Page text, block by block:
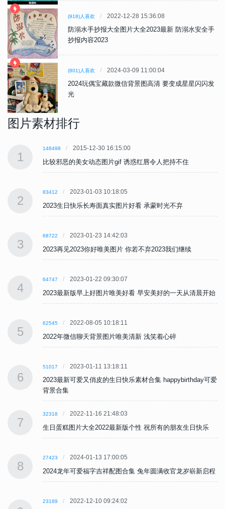
(918)人喜欢 2022-12-28 15:36:08
防溺水手抄报大全图片大全2023最新 防溺水安全手
抄报内容2023
(801)人喜欢 2024-03-09 11:00:04
2024玩偶宝藏款微信背景图高清 要变成星星闪闪发
光
图片素材排行
1
148498 2015-12-30 16:15:00
比较邪恶的美女动态图片gif 诱惑红唇令人把持不住
2
83412 2023-01-03 10:18:05
2023生日快乐长寿面真实图片好看 承蒙时光不弃
3
68722 2023-01-23 14:42:03
2023再见2023你好唯美图片 你若不弃2023我们继续
4
64747 2023-01-22 09:30:07
2023最新版早上好图片唯美好看 早安美好的一天从清晨开始
5
62545 2022-08-05 10:18:11
2022年微信聊天背景图片唯美清新 浅笑着心碎
6
51017 2023-01-11 13:18:11
2023最新可爱又俏皮的生日快乐素材合集 happybirthday可爱
背景合集
7
32318 2022-11-16 21:48:03
生日蛋糕图片大全2022最新版个性 祝所有的朋友生日快乐
8
27423 2024-01-13 17:00:05
2024龙年可爱福字吉祥配图合集 兔年圆满收官龙岁崭新启程
23189 2022-12-10 09:24:02